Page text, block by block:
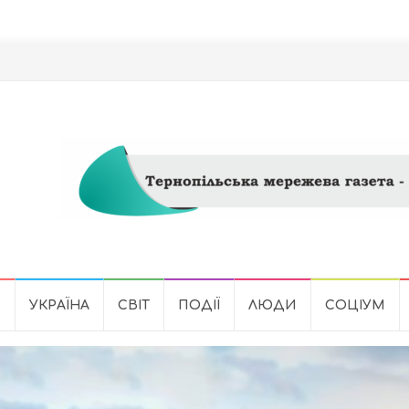
УКРАЇНА СВІТ ПОДІЇ ЛЮДИ СОЦІУМ